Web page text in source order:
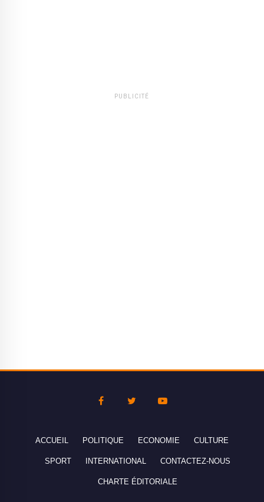
PUBLICITÉ
ACCUEIL POLITIQUE ECONOMIE CULTURE
SPORT INTERNATIONAL CONTACTEZ-NOUS
CHARTE ÉDITORIALE